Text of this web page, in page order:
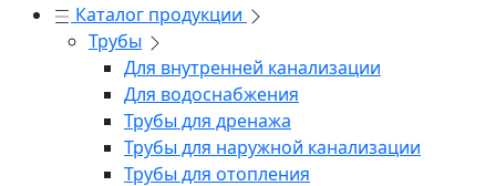
Каталог продукции
Трубы
Для внутренней канализации
Для водоснабжения
Трубы для дренажа
Трубы для наружной канализации
Трубы для отопления